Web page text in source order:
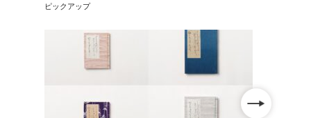
ピックアップ